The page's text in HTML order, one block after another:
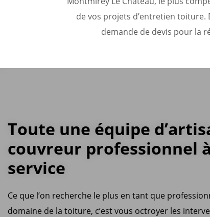
de vos projets d’entretien toiture.
demande de devis pour la
Toute une équipe
couvreur professionnel
service
Ce que l’on recherche le plus en tant que
domaine de la toiture, c’est vous octroyer les